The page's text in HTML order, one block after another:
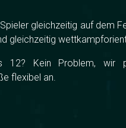
gleichzeitig auf dem
gleichzeitig
12? Kein Problem, wir
flexibel an.